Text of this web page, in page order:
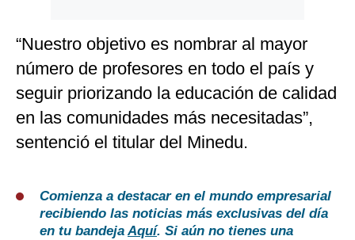
“Nuestro objetivo es nombrar al mayor
número de profesores en todo el país y
seguir priorizando la educación de calidad
en las comunidades más necesitadas”,
sentenció el titular del Minedu.
Comienza a destacar en el mundo empresarial
recibiendo las noticias más exclusivas del día
en tu bandejaAquí. Si aún no tienes una